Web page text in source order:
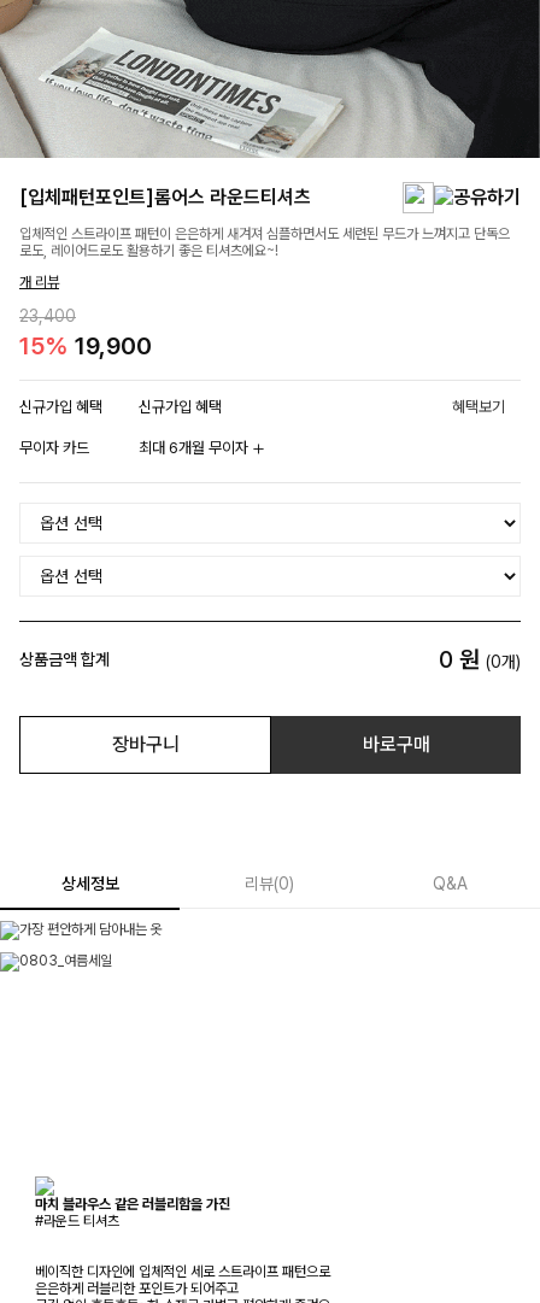
[입체패턴포인트]롬어스 라운드티셔츠
입체적인 스트라이프 패턴이 은은하게 새겨져 심플하면서도 세련된 무드가 느껴지고 단독으
로도, 레이어드로도 활용하기 좋은 티셔츠에요~!
개 리뷰
23,400
15% 19,900
신규가입 혜택 신규가입 혜택 혜택보기
무이자 카드 최대 6개월 무이자
상품금액 합계 0 원 (0개)
장바구니 바로구매
상세정보 리뷰(0) Q&A
마치 블라우스 같은 러블리함을 가진
#라운드 티셔츠
베이직한 디자인에 입체적인 세로 스트라이프 패턴으로
은은하게 러블리한 포인트가 되어주고